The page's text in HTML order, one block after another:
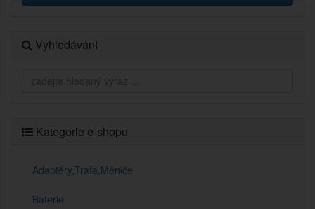
Vyhledávání
Kategorie e-shopu
Adaptéry,Trafa,Měniče
Baterie